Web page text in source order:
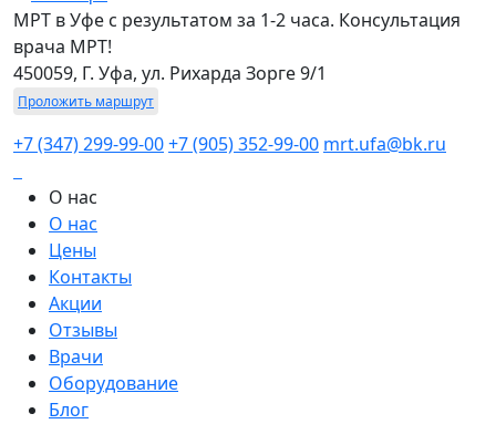
МРТ в Уфе с результатом за 1-2 часа. Консультация
врача МРТ!
450059, Г. Уфа, ул. Рихарда Зорге 9/1
Проложить маршрут
+7 (347) 299-99-00+7 (905) 352-99-00 mrt.ufa@bk.ru
О нас
О нас
Цены
Контакты
Акции
Отзывы
Врачи
Оборудование
Блог